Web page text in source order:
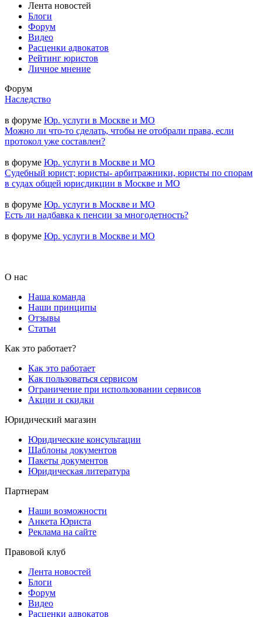
Лента новостей
Блоги
Форум
Видео
Расценки адвокатов
Рейтинг юристов
Личное мнение
Форум
Наследство
в форуме Юр. услуги в Москве и МО
Можно ли что-то сделать, чтобы не отобрали права, если
протокол уже составлен?
в форуме Юр. услуги в Москве и МО
Судебный юрист; юристы- арбитражники, юристы по спорам
в судах общей юрисдикции в Москве и МО
в форуме Юр. услуги в Москве и МО
Есть ли надбавка к пенсии за многодетность?
в форуме Юр. услуги в Москве и МО
О нас
Наша команда
Наши принципы
Отзывы
Статьи
Как это работает?
Как это работает
Как пользоваться сервисом
Ограничение при использовании сервисов
Акции и скидки
Юридический магазин
Юридические консультации
Шаблоны документов
Пакеты документов
Юридическая литература
Партнерам
Наши возможности
Анкета Юриста
Реклама на сайте
Правовой клуб
Лента новостей
Блоги
Форум
Видео
Расценки адвокатов